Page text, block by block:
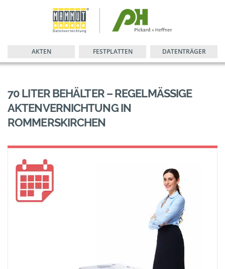
AKTEN FESTPLATTEN DATENTRÄGER
70 LITER BEHÄLTER – REGELMÄSSIGE A
KTENVERNICHTUNG IN R
OMMERSKIRCHEN